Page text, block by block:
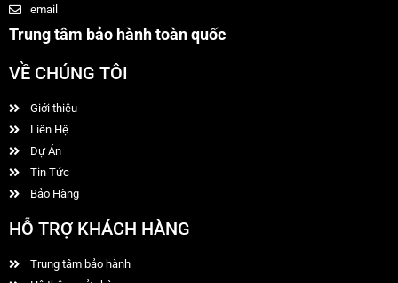
email
Trung tâm bảo hành toàn quốc
VỀ CHÚNG TÔI
Giới thiệu
Liên Hệ
Dự Án
Tin Tức
Bảo Hàng
HỖ TRỢ KHÁCH HÀNG
Trung tâm bảo hành